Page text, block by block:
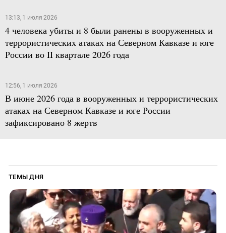
13:13, 1 июля 2026
4 человека убиты и 8 были ранены в вооруженных и
террористических атаках на Северном Кавказе и юге
России во II квартале 2026 года
12:56, 1 июля 2026
В июне 2026 года в вооруженных и террористических
атаках на Северном Кавказе и юге России
зафиксировано 8 жертв
ТЕМЫ ДНЯ